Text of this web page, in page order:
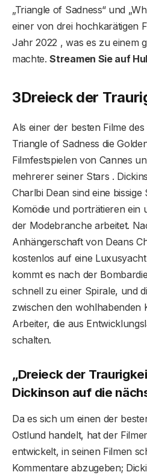
„Triangle of Sadness“ und
einer von drei hochkarätigen
Jahr 2022 , was es zu einem
machte.Streamen Sie auf
3Dreieck der
Als einer der besten Filme
Triangle of Sadness die
Filmfestspielen von Cannes
mehrerer seiner Stars .
Charlbi Dean sind eine
Komödie und porträtieren ein
der Modebranche arbeitet.
Anhängerschaft von Deans
kostenlos auf eine
kommt es nach der
schnell zu einer Spirale, und
zwischen den wohlhabenden
Arbeiter, die aus
schalten.
„Dreieck der
Dickinson auf die
Da es sich um einen der
Ostlund handelt, hat der
entwickelt, in seinen Filmen
Kommentare abzugeben;